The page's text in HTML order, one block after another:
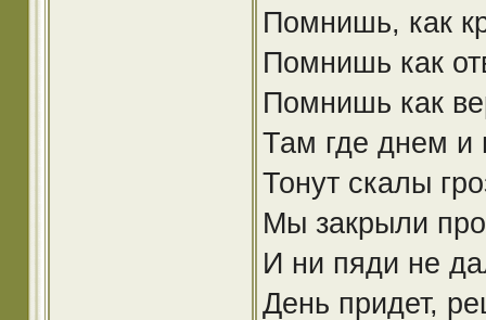
Помнишь, как
Помнишь как
Помнишь как
Там где днем и
Тонут скалы
Мы закрыли
И ни пяди не
День придет,